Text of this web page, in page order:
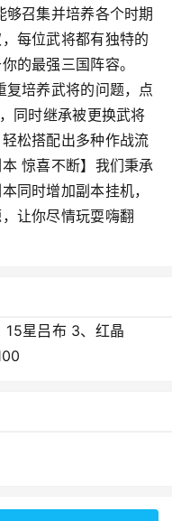
召集并培养各个时期
每位武将都有独特的
的最强三国阵容。
复培养武将的问题，点
同时继承被更换武将
松搭配出多种作战流
惊喜不断】我们秉承
同时增加副本挂机，
让你尽情玩耍嗨翻
15星吕布 3、红晶